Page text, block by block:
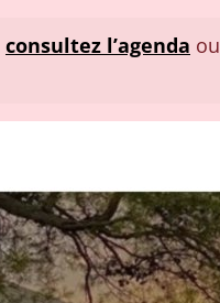
consultez l’agenda ou